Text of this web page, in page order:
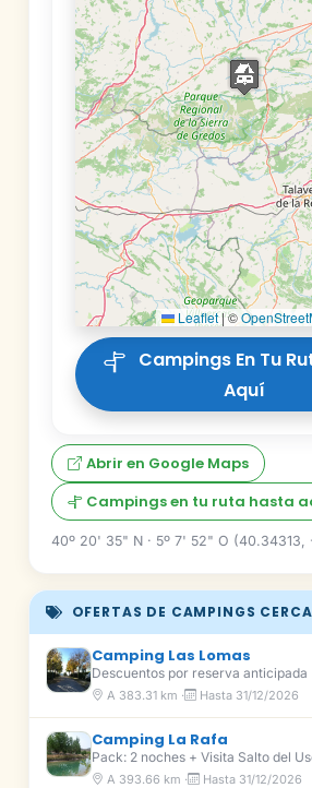
Leaflet|©
Aquí
Abrir en Google Maps
Campings en tu ruta hasta
40º 20' 35" N · 5º 7' 52" O (40.34313, -
OFERTAS DE CAMPINGS
Camping Las Lomas
Descuentos por reserva anticipada
A 383.31 km · Hasta 31/12/2026
Camping La Rafa
Pack: 2 noches + Visita Salto del
A 393.66 km · Hasta 31/12/2026